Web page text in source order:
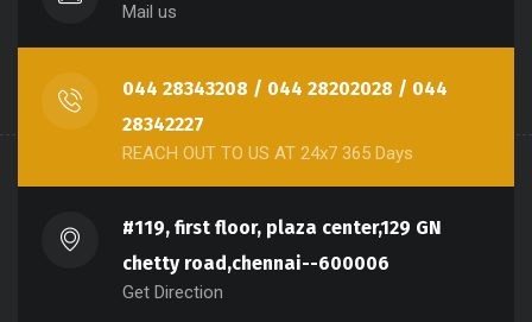
Mail us
044 28343208 / 044 28202028 / 044
28342227
REACH OUT TO US AT 24x7 365 Days
#119, first floor, plaza center,129 GN
chetty road,chennai--600006
Get Direction